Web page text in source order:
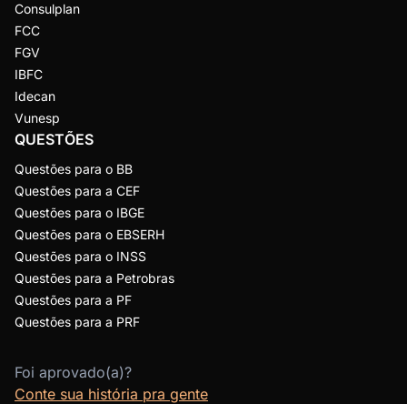
Consulplan
FCC
FGV
IBFC
Idecan
Vunesp
QUESTÕES
Questões para o BB
Questões para a CEF
Questões para o IBGE
Questões para o EBSERH
Questões para o INSS
Questões para a Petrobras
Questões para a PF
Questões para a PRF
Foi aprovado(a)?
Conte sua história pra gente